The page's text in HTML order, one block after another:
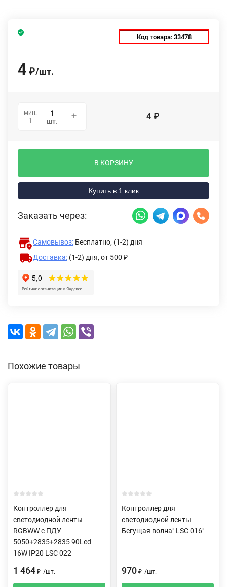
Код товара: 33478
4 ₽/шт.
мин.
1
шт. 4 ₽
В КОРЗИНУ
Купить в 1 клик
Заказать через:
Самовывоз: Бесплатно, (1-2) дня
Доставка: (1-2) дня, от 500 ₽
Похожие товары
Контроллер для
светодиодной ленты
RGBWW c ПДУ
5050+2835+2835 90Led
16W IP20 LSC 022
1 464 ₽ /шт.
Контроллер для
светодиодной ленты
Бегущая волна" LSC 016"
970 ₽ /шт.